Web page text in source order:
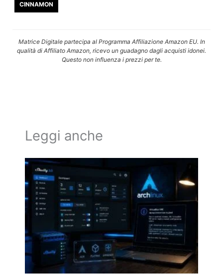
CINNAMON
Matrice Digitale partecipa al Programma Affiliazione Amazon EU. In
qualità di Affiliato Amazon, ricevo un guadagno dagli acquisti idonei.
Questo non influenza i prezzi per te.
Leggi anche